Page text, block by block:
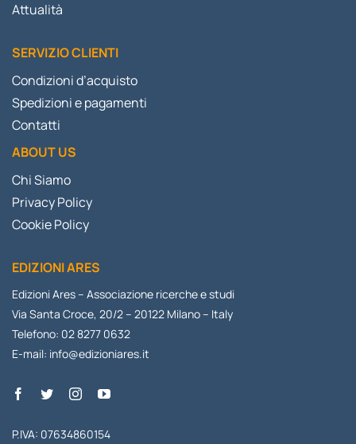
Attualità
SERVIZIO CLIENTI
Condizioni d’acquisto
Spedizioni e pagamenti
Contatti
ABOUT US
Chi Siamo
Privacy Policy
Cookie Policy
EDIZIONI ARES
Edizioni Ares – Associazione ricerche e studi
Via Santa Croce, 20/2 – 20122 Milano – Italy
Telefono: 02 8277 0632
E-mail: info@edizioniares.it
P.IVA: 07634860154